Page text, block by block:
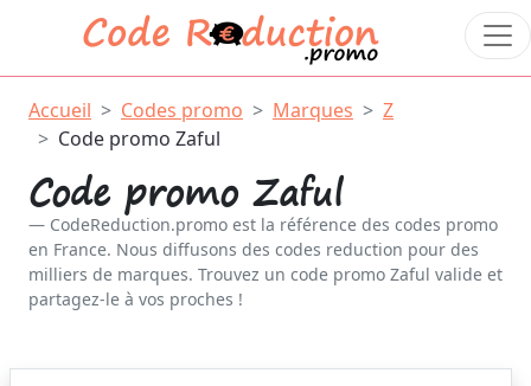
Accueil Codes promo Marques
Z
Code promo Zaful
Code promo Zaful
CodeReduction.promo est la référence des codes promo
en France. Nous diffusons des codes reduction pour des
milliers de marques. Trouvez un code promo Zaful valide et
partagez-le à vos proches !